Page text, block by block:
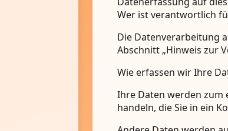
Wer ist verantwortlich
Die Datenverarbeitung
Abschnitt „Hinweis zur
Wie erfassen wir Ihre
Ihre Daten werden zum
handeln, die Sie in ein